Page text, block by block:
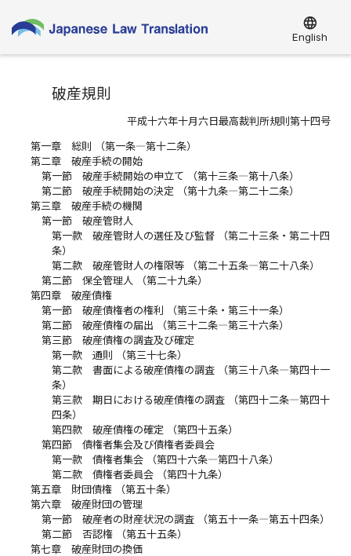
language
English
破産規則
平成十六年十月六日最高裁判所規則第十四号
第一章 総則 （第一条―第十二条）
第二章 破産手続の開始
第一節 破産手続開始の申立て （第十三条―第十八条）
第二節 破産手続開始の決定 （第十九条―第二十二条）
第三章 破産手続の機関
第一節 破産管財人
第一款 破産管財人の選任及び監督 （第二十三条・第二十四
条）
第二款 破産管財人の権限等 （第二十五条―第二十八条）
第二節 保全管理人 （第二十九条）
第四章 破産債権
第一節 破産債権者の権利 （第三十条・第三十一条）
第二節 破産債権の届出 （第三十二条―第三十六条）
第三節 破産債権の調査及び確定
第一款 通則 （第三十七条）
第二款 書面による破産債権の調査 （第三十八条―第四十一
条）
第三款 期日における破産債権の調査 （第四十二条―第四十
四条）
第四款 破産債権の確定 （第四十五条）
第四節 債権者集会及び債権者委員会
第一款 債権者集会 （第四十六条―第四十八条）
第二款 債権者委員会 （第四十九条）
第五章 財団債権 （第五十条）
第六章 破産財団の管理
第一節 破産者の財産状況の調査 （第五十一条―第五十四条）
第二節 否認権 （第五十五条）
第七章 破産財団の換価